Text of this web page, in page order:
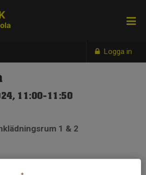
Logga in
11:00-11:50
1 & 2